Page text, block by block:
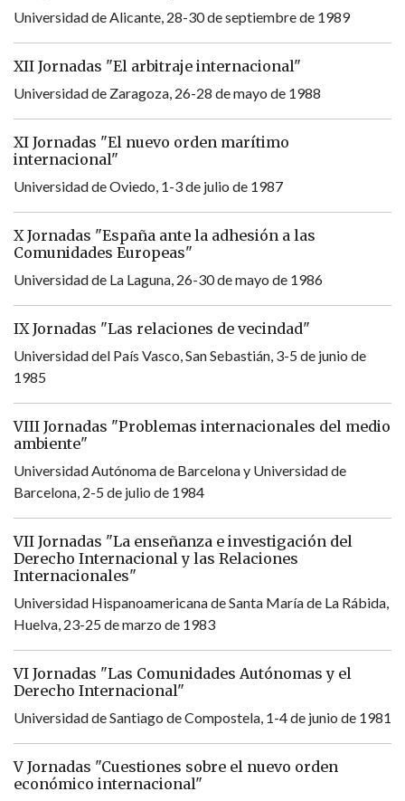
Universidad de Alicante, 28-30 de septiembre de 1989
XII Jornadas "El arbitraje internacional"
Universidad de Zaragoza, 26-28 de mayo de 1988
XI Jornadas "El nuevo orden marítimo
internacional"
Universidad de Oviedo, 1-3 de julio de 1987
X Jornadas "España ante la adhesión a las
Comunidades Europeas"
Universidad de La Laguna, 26-30 de mayo de 1986
IX Jornadas "Las relaciones de vecindad"
Universidad del País Vasco, San Sebastián, 3-5 de junio de
1985
VIII Jornadas "Problemas internacionales del medio
ambiente"
Universidad Autónoma de Barcelona y Universidad de
Barcelona, 2-5 de julio de 1984
VII Jornadas "La enseñanza e investigación del
Derecho Internacional y las Relaciones
Internacionales"
Universidad Hispanoamericana de Santa María de La Rábida,
Huelva, 23-25 de marzo de 1983
VI Jornadas "Las Comunidades Autónomas y el
Derecho Internacional"
Universidad de Santiago de Compostela, 1-4 de junio de 1981
V Jornadas "Cuestiones sobre el nuevo orden
económico internacional"